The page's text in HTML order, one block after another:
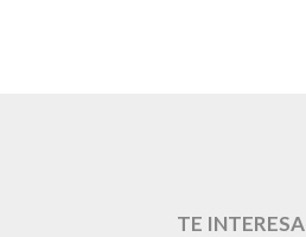
TE INTERESA